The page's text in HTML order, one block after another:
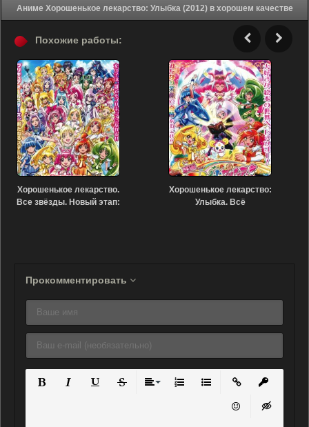
Аниме Хорошенькое лекарство: Улыбка (2012) в хорошем качестве
Похожие работы:
Хорошенькое лекарство.
Все звёзды. Новый этап:
Хорошенькое лекарство:
Улыбка. Всё
Прокомментировать
Нумерованный список
Маркированный
Вставить ссылку
Вставить